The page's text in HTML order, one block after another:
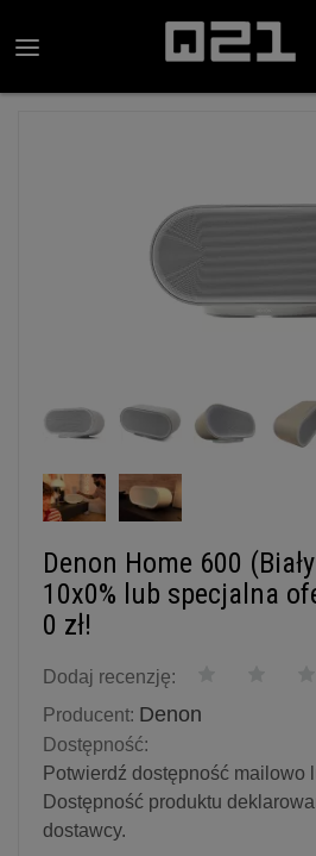
Denon Home 600
10x0% lub specjalna
0 zł!
Dodaj recenzję:
Producent: Denon
Dostępność:
Potwierdź dostępność mailowo
Dostępność produktu
dostawcy.